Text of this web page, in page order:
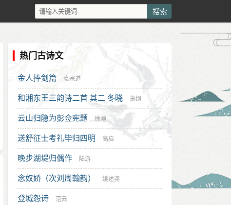
热门古诗文
金人捧剑篇 袁宗道
和湘东王三韵诗二首 其二 冬晓 萧纲
云山归隐为彭佥宪题 徐溥
送舒征士考礼毕归四明 高启
晚步湖堤归偶作 陆游
念奴娇（次刘周翰韵） 姚述尧
登城怨诗 范云